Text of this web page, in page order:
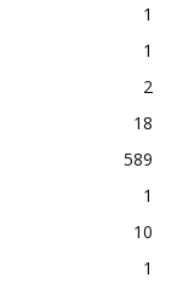
1
1
2
18
589
1
10
1